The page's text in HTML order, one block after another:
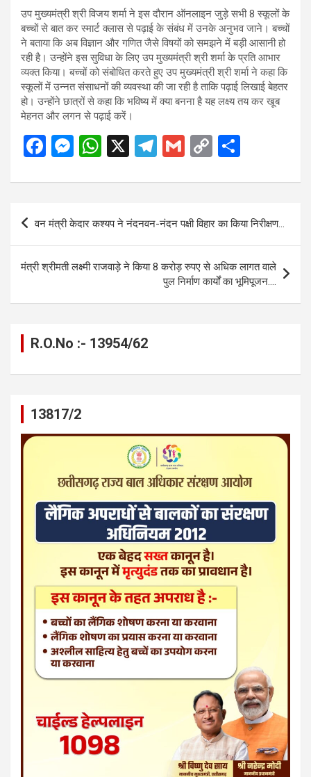
उप मुख्यमंत्री श्री विजय शर्मा ने इस दौरान ऑनलाइन जुड़े सभी 8 स्कूलों के
बच्चों से बात कर स्मार्ट क्लास से पढ़ाई के संबंध में उनके अनुभव जाने। बच्चों
ने बताया कि अब विज्ञान और गणित जैसे विषयों को समझने में बड़ी आसानी हो
रही है। उन्होंने इस सुविधा के लिए उप मुख्यमंत्री श्री शर्मा के प्रति आभार
व्यक्त किया। बच्चों को संबोधित करते हुए उप मुख्यमंत्री श्री शर्मा ने कहा कि
स्कूलों में उन्नत संसाधनों की व्यवस्था की जा रही है ताकि पढ़ाई लिखाई बेहतर
हो। उन्होंने छात्रों से कहा कि भविष्य में क्या बनना है यह लक्ष्य तय कर खूब
मेहनत और लगन से पढ़ाई करें।
F
ce
b
o
o
k
M
se
g
er
W
at
A
p
p
X
T
e
gr
a
m
G
ail
C
py
n
k
ar
Post
navigation
वन मंत्री केदार कश्यप ने नंदनवन-नंदन पक्षी विहार का किया निरीक्षण…
मंत्री श्रीमती लक्ष्मी राजवाड़े ने किया 8 करोड़ रुपए से अधिक लागत वाले
पुल निर्माण कार्यों का भूमिपूजन….
R.O.No :- 13954/62
13817/2